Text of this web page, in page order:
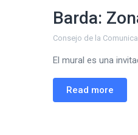
Barda:
Consejo de la
El mural es una
Read more